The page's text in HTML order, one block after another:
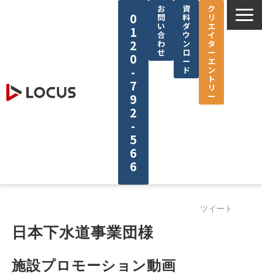
0
1
2
0
-
7
9
2
-
5
6
6
お
問
い
合
わ
せ
資
料
ダ
ウ
ン
ロ
ー
ド
ク
リ
エ
イ
タ
ー
エ
ン
ト
リ
ー
制作実績
セミナー
ツイート
日本下水道事業団様
施設プロモーション動画